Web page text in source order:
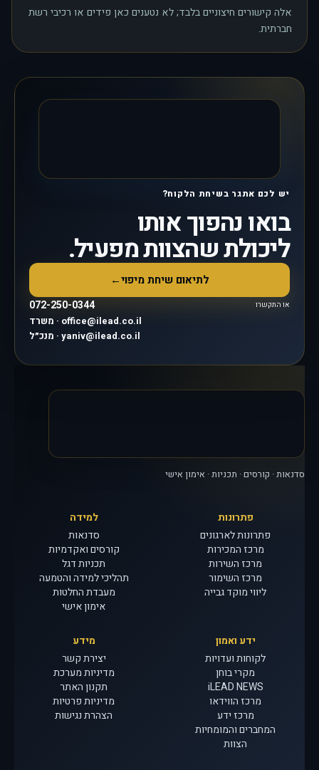
אלה קישורים חיצוניים בלבד; לא נטענים כאן פידים או רכיבי רשת
חברתית.
יש לכם אתגר בשיחת הלקוח?
בואו נהפוך אותו
ליכולת שהצוות מפעיל.
לתיאום שיחת מיפוי←
או התקשרו 072-250-0344
משרד · office@ilead.co.il
מנכ״ל · yaniv@ilead.co.il
סדנאות · קורסים · תכניות · אימון אישי
פתרונות
פתרונות לארגונים
מרכז המכירות
מרכז השירות
מרכז השימור
ליווי מוקד גבייה
למידה
סדנאות
קורסים ואקדמיות
תכניות דגל
תהליכי למידה והטמעה
מעבדת החלטות
אימון אישי
ידע ואמון
לקוחות ועדויות
מקרי בוחן
iLEAD NEWS
מרכז הווידאו
מרכז ידע
המחברים והמומחיות
הצוות
מידע
יצירת קשר
מדיניות מערכת
תקנון האתר
מדיניות פרטיות
הצהרת נגישות